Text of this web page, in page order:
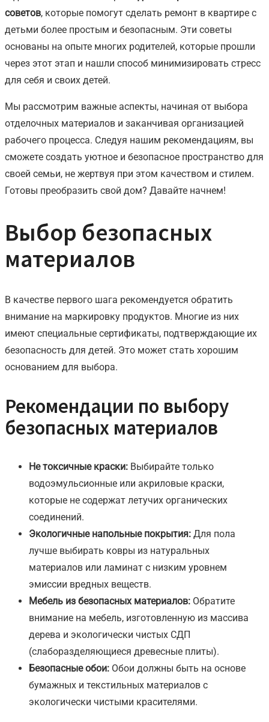
советов, которые помогут сделать ремонт в квартире с
детьми более простым и безопасным. Эти советы
основаны на опыте многих родителей, которые прошли
через этот этап и нашли способ минимизировать стресс
для себя и своих детей.
Мы рассмотрим важные аспекты, начиная от выбора
отделочных материалов и заканчивая организацией
рабочего процесса. Следуя нашим рекомендациям, вы
сможете создать уютное и безопасное пространство для
своей семьи, не жертвуя при этом качеством и стилем.
Готовы преобразить свой дом? Давайте начнем!
Выбор безопасных
материалов
В качестве первого шага рекомендуется обратить
внимание на маркировку продуктов. Многие из них
имеют специальные сертификаты, подтверждающие их
безопасность для детей. Это может стать хорошим
основанием для выбора.
Рекомендации по выбору
безопасных материалов
Не токсичные краски: Выбирайте только
водоэмульсионные или акриловые краски,
которые не содержат летучих органических
соединений.
Экологичные напольные покрытия: Для пола
лучше выбирать ковры из натуральных
материалов или ламинат с низким уровнем
эмиссии вредных веществ.
Мебель из безопасных материалов: Обратите
внимание на мебель, изготовленную из массива
дерева и экологически чистых СДП
(слаборазделяющиеся древесные плиты).
Безопасные обои: Обои должны быть на основе
бумажных и текстильных материалов с
экологически чистыми красителями.